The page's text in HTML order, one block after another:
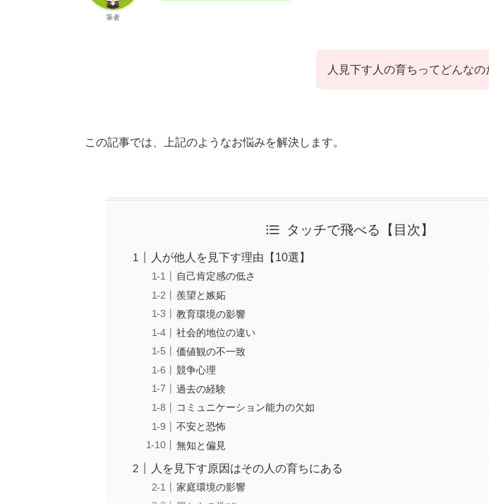
筆者
人見下す人の育ちってどんなの
この記事では、上記のようなお悩みを解決します。
タッチで飛べる【目次】
人が他人を見下す理由【10選】
自己肯定感の低さ
羨望と嫉妬
教育環境の影響
社会的地位の違い
価値観の不一致
競争心理
過去の経験
コミュニケーション能力の欠如
不安と恐怖
無知と偏見
人を見下す原因はその人の育ちにある
家庭環境の影響